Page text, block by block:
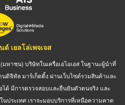
ด์ เยลโล่เพจเจส
หาชน) บริษัทในเครือเอไอเอส ในฐานะผู้นำที่
จิทัล มาร์เก็ตติ้ง ผ่านเว็บไซต์รวมสินค้าและ
ได้ มีการตรวจสอบและยืนยันตัวตนจริง และ
ประเทศ เราจะมอบบริการที่เหนือความคาด